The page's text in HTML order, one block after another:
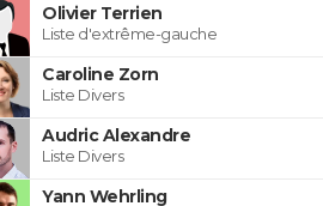
Olivier Terrien
Liste d'extrême-gauche
Caroline Zorn
Liste Divers
Audric Alexandre
Liste Divers
Yann Wehrling